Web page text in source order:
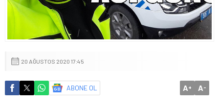
20 AĞUSTOS 2020 17:45
ABONE OL A+ A-